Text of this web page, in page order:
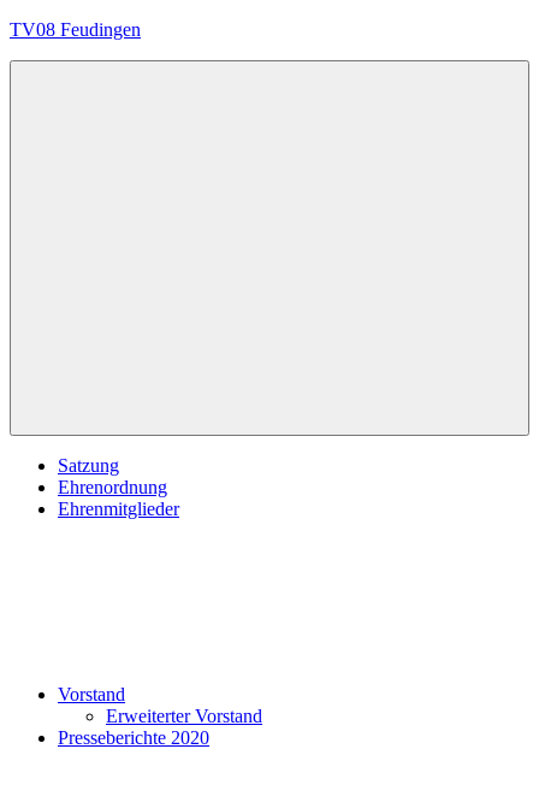
Zum
TV08 Feudingen
Satzung
Ehrenordnung
Ehrenmitglieder
Vorstand
Erweiterter Vorstand
Presseberichte 2020